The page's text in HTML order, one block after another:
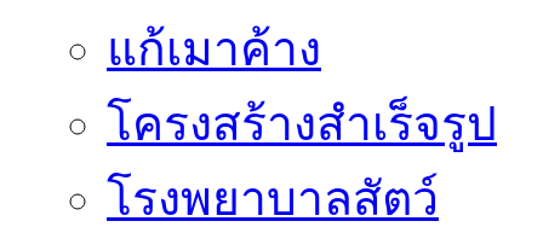
แก้เมาค้าง
โครงสร้างสำเร็จรูป
โรงพยาบาลสัตว์